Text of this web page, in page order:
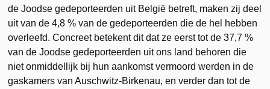
de Joodse gedeporteerden uit België betreft, maken zij deel
uit van de 4,8 % van de gedeporteerden die de hel hebben
overleefd. Concreet betekent dit dat ze eerst tot de 37,7 %
van de Joodse gedeporteerden uit ons land behoren die
niet onmiddellijk bij hun aankomst vermoord werden in de
gaskamers van Auschwitz-Birkenau, en verder dan tot de